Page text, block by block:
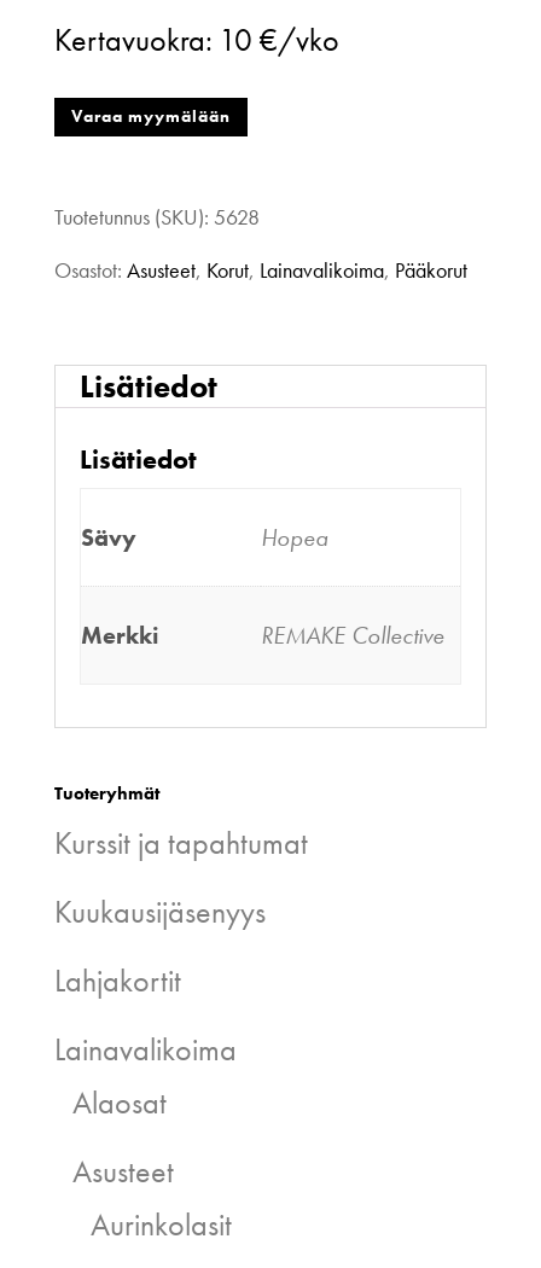
9,
hopea
Kertavuokra: 10 €/vko
Varaa myymälään
Tuotetunnus (SKU): 5628
Osastot: Asusteet, Korut, Lainavalikoima, Pääkorut
Lisätiedot
Lisätiedot
Sävy Hopea
Merkki REMAKE Collective
Tuoteryhmät
Kurssit ja tapahtumat
Kuukausijäsenyys
Lahjakortit
Lainavalikoima
Alaosat
Asusteet
Aurinkolasit